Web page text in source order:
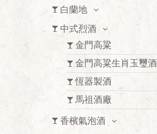
白蘭地
中式烈酒
金門高粱
金門高粱生肖玉璽酒
恆器製酒
馬祖酒廠
香檳氣泡酒